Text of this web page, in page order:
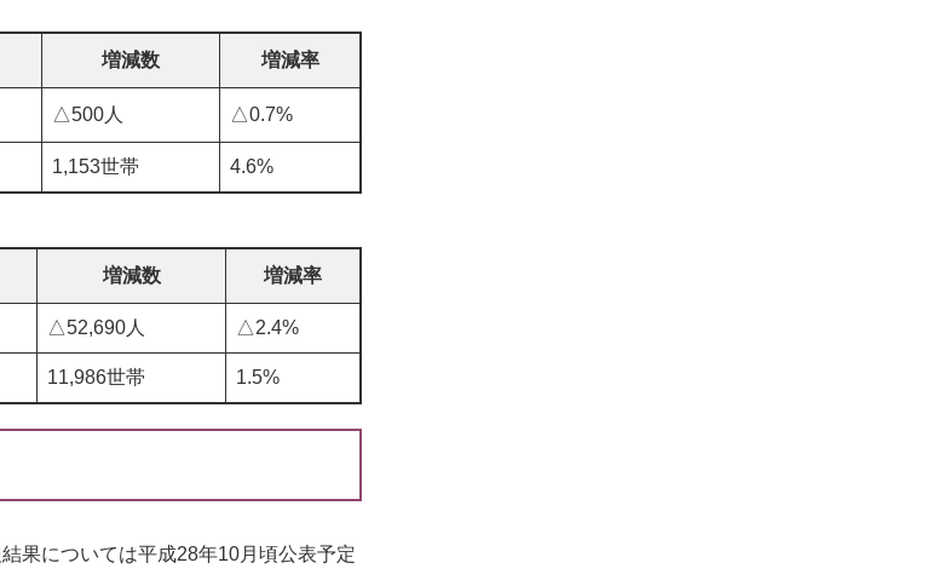
増減数 増減率
△500人 △0.7%
1,153世帯 4.6%
増減数 増減率
△52,690人 △2.4%
11,986世帯 1.5%
果については平成28年10月頃公表予定